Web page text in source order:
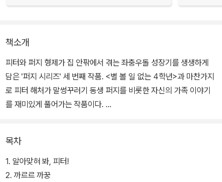
책소개
피터와 퍼지 형제가 집 안팎에서 겪는 좌충우돌 성장기를 생생하게
담은 '퍼지 시리즈' 세 번째 작품. <별 볼 일 없는 4학년>과 마찬가지
로 피터 해처가 말썽꾸러기 동생 퍼지를 비롯한 자신의 가족 이야기
를 재미있게 풀어가는 작품이다.
의 이야기를 담고 있다. 말썽꾸러기 동생 퍼지만으로도 벅찬 피터는
동생이 또 태어난다는 엄마 아빠의 폭탄선언에다 온 식구가 일 년 동
안 집을 떠나 시골에서 살기로 했다는 소식에 눈앞이 캄캄하기만 하
목차
1. 알아맞혀 봐, 피터!
2. 까르르 까꿍